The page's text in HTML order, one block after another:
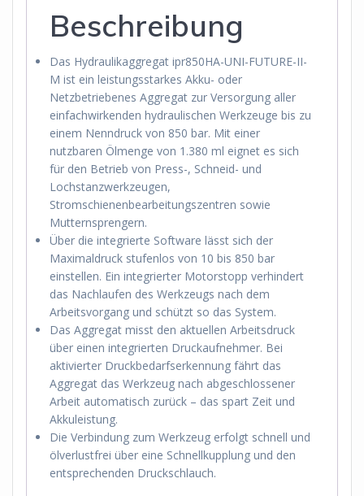
Beschreibung
Das Hydraulikaggregat ipr850HA-UNI-FUTURE-II-
M ist ein leistungsstarkes Akku- oder
Netzbetriebenes Aggregat zur Versorgung aller
einfachwirkenden hydraulischen Werkzeuge bis zu
einem Nenndruck von 850 bar. Mit einer
nutzbaren Ölmenge von 1.380 ml eignet es sich
für den Betrieb von Press-, Schneid- und
Lochstanzwerkzeugen,
Stromschienenbearbeitungszentren sowie
Mutternsprengern.
Über die integrierte Software lässt sich der
Maximaldruck stufenlos von 10 bis 850 bar
einstellen. Ein integrierter Motorstopp verhindert
das Nachlaufen des Werkzeugs nach dem
Arbeitsvorgang und schützt so das System.
Das Aggregat misst den aktuellen Arbeitsdruck
über einen integrierten Druckaufnehmer. Bei
aktivierter Druckbedarfserkennung fährt das
Aggregat das Werkzeug nach abgeschlossener
Arbeit automatisch zurück – das spart Zeit und
Akkuleistung.
Die Verbindung zum Werkzeug erfolgt schnell und
ölverlustfrei über eine Schnellkupplung und den
entsprechenden Druckschlauch.